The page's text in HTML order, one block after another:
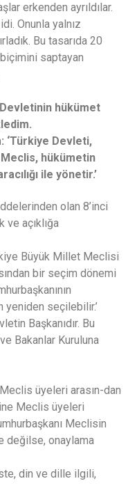
erkenden ayrıldılar.
Onunla yalnız
Bu tasarıda 20
saptayan
hükümet
‘Türkiye Devleti,
hükümetin
ile yönetir.’
olan 8’inci
açıklığa
Büyük Millet Meclisi
bir seçim dönemi
seçilebilir.’
Başkanıdır. Bu
Bakanlar Kuruluna
üyeleri arasın-dan
Meclis üyeleri
Meclisin
değilse, onaylama
din ve dille ilgili,